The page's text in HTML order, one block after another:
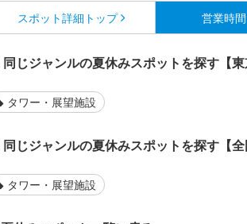
スポット詳細 トップ 営業時
同じジャンルの夏休みスポットを探す【東
タワー・展望施設
同じジャンルの夏休みスポットを探す【全
タワー・展望施設